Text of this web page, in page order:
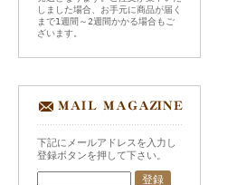
しました場合、お手元に商品が届く
まで1週間～2週間かかる場合もご
ざいます。
下記にメールアドレスを入力し
登録ボタンを押して下さい。